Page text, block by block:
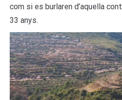
com si es burlaren d’aquella
33 anys.